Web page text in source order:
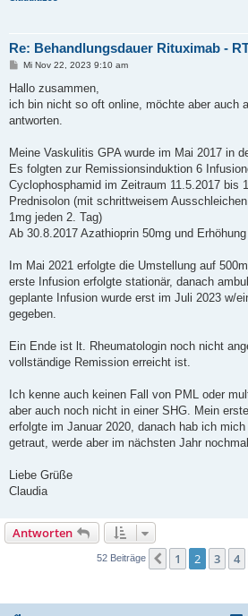
Re: Behandlungsdauer Rituximab -
B
i
r
a
Mi Nov 22, 2023 9:10 am
Hallo zusammen,
ich bin nicht so oft online, möchte aber auch
antworten.
Meine Vaskulitis GPA wurde im Mai 2017 in
Es folgten zur Remissionsinduktion 6
Cyclophosphamid im Zeitraum 11.5.2017 bis
Prednisolon (mit schrittweisem
1mg jeden 2. Tag)
Ab 30.8.2017 Azathioprin 50mg und
Im Mai 2021 erfolgte die Umstellung auf
erste Infusion erfolgte stationär, danach
geplante Infusion wurde erst im Juli 2023 w/
gegeben.
Ein Ende ist lt. Rheumatologin noch nicht
vollständige Remission erreicht ist.
Ich kenne auch keinen Fall von PML oder
aber auch noch nicht in einer SHG. Mein
erfolgte im Januar 2020, danach hab ich
getraut, werde aber im nächsten Jahr
Liebe Grüße
Claudia
Antworten
52 Beiträge Vorherige
1 2 3 4